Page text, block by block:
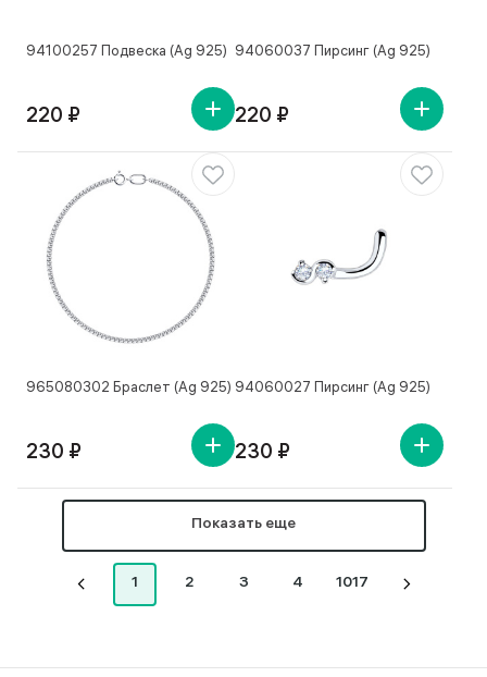
94100257 Подвеска (Ag 925)
220 ₽
94060037 Пирсинг (Ag 925)
220 ₽
965080302 Браслет (Ag 925)
230 ₽
94060027 Пирсинг (Ag 925)
230 ₽
Показать еще
1 2 3 4 1017